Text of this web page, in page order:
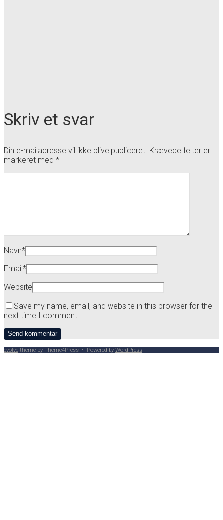
Skriv et svar
Din e-mailadresse vil ikke blive publiceret. Krævede felter er
markeret med *
Navn*
Email*
Website
Save my name, email, and website in this browser for the
next time I comment.
evolve theme by Theme4Press • Powered by WordPress